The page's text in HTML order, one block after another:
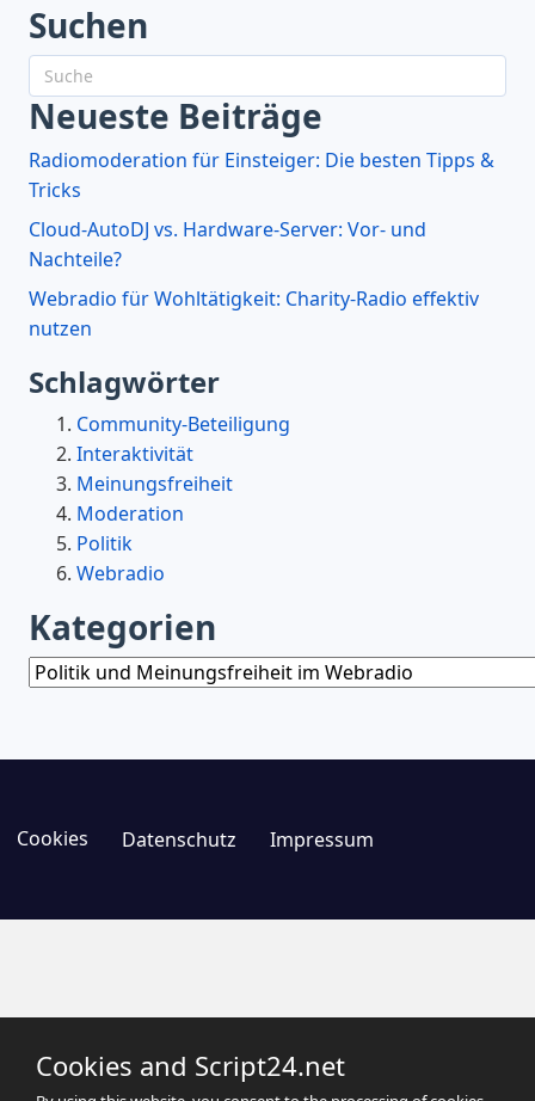
Suchen
Neueste Beiträge
Radiomoderation für Einsteiger: Die besten Tipps &
Tricks
Cloud-AutoDJ vs. Hardware-Server: Vor- und
Nachteile?
Webradio für Wohltätigkeit: Charity-Radio effektiv
nutzen
Schlagwörter
Community-Beteiligung
Interaktivität
Meinungsfreiheit
Moderation
Politik
Webradio
Kategorien
Kategorien
Cookies Datenschutz Impressum
Cookies and Script24.net